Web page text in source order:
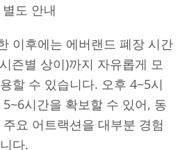
도 안내
이후에는 에버랜드 폐장 시간
즌별 상이)까지 자유롭게 모
할 수 있습니다. 오후 4~5시
시간을 확보할 수 있어, 동
요 어트랙션을 대부분 경험
다.